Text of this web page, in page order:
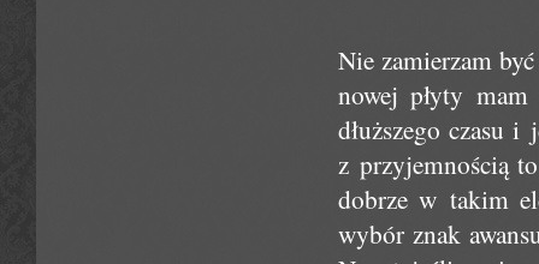
Nie zamierzam
nowej płyty
dłuższego czasu
z przyjemnością
dobrze w takim
wybór znak